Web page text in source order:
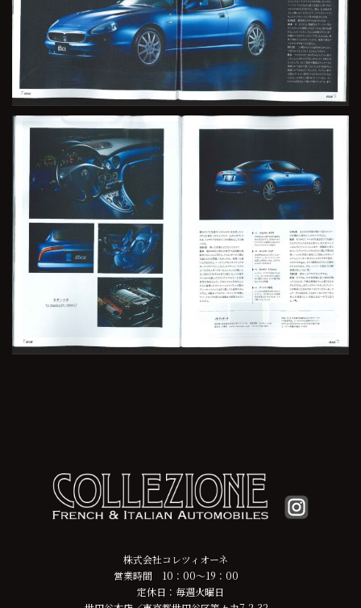
株式会社コレツィオーネ
営業時間 10：00～19：00
定休日：毎週火曜日